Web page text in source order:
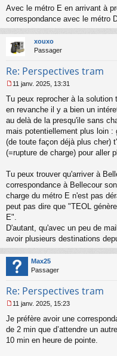
Avec le métro E en arrivant à
correspondance avec le métro
xouxo
Passager
Re: Perspectives tram
e
s
g
e
n
u
11 janv. 2025, 13:31
Tu peux reprocher à la solution
en revanche il y a bien un
au delà de la presqu'ile sans
mais potentiellement plus loin :
(de toute façon déjà plus cher)
(=rupture de charge) pour aller
Tu peux trouver qu'arriver à
correspondance à Bellecour
charge du métro E n'est pas
peut pas dire que "TEOL
E".
D'autant, qu'avec un peu de
avoir plusieurs destinations
Max25
Passager
Re: Perspectives tram
e
s
s
11 janv. 2025, 15:23
Je préfère avoir une
de 2 min que d’attendre un
10 min en heure de pointe.